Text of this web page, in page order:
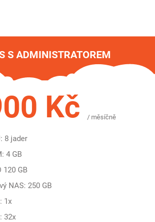
S ADMINISTRATOREM
Kč / měsíčně
8 jader
4 GB
120 GB
NAS: 250 GB
1x
32x